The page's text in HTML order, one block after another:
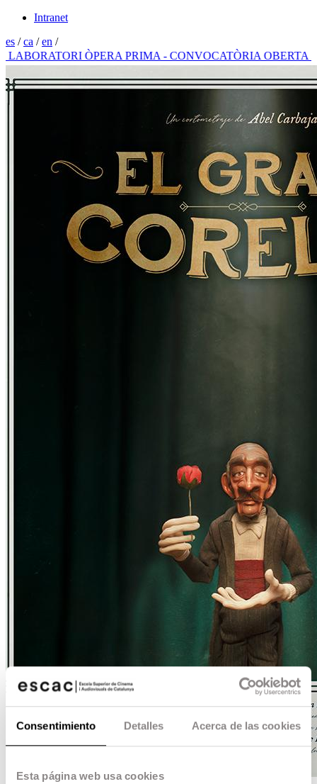
Consentimiento Detalles Acerca de las cookies
Esta página web usa cookies
Intranet
es /ca /en /
ÒPERA PRIMA - CONVOCATÒRIA OBERTA 2026